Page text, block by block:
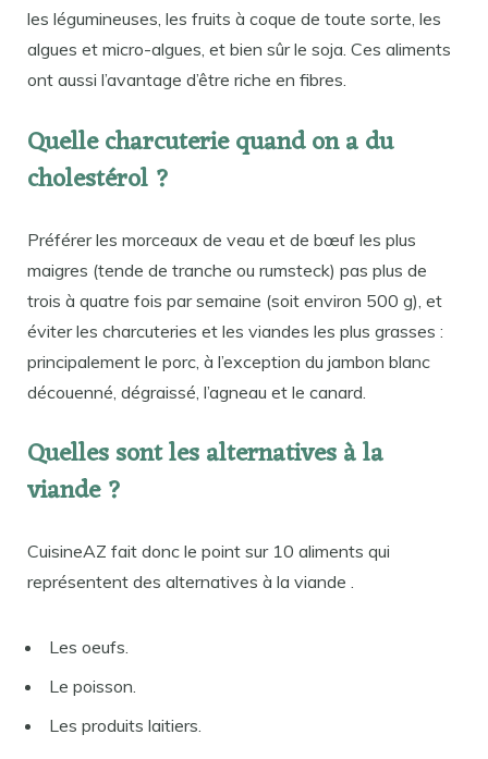
les légumineuses, les fruits à coque de toute sorte, les
algues et micro-algues, et bien sûr le soja. Ces aliments
ont aussi l’avantage d’être riche en fibres.
Quelle charcuterie quand on a du
cholestérol ?
Préférer les morceaux de veau et de bœuf les plus
maigres (tende de tranche ou rumsteck) pas plus de
trois à quatre fois par semaine (soit environ 500 g), et
éviter les charcuteries et les viandes les plus grasses :
principalement le porc, à l’exception du jambon blanc
découenné, dégraissé, l’agneau et le canard.
Quelles sont les alternatives à la
viande ?
CuisineAZ fait donc le point sur 10 aliments qui
représentent des alternatives à la viande .
Les oeufs.
Le poisson.
Les produits laitiers.